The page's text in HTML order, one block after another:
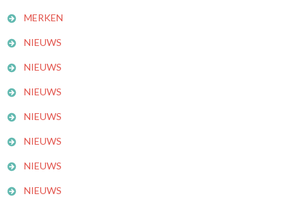
MERKEN
NIEUWS
NIEUWS
NIEUWS
NIEUWS
NIEUWS
NIEUWS
NIEUWS